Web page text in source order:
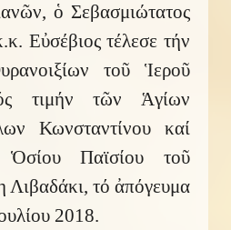
ὁ Σεβασμιώτατος
Εὐσέβιος τέλεσε τήν
τοῦ Ἱεροῦ
τιμήν τῶν Ἁγίων
Κωνσταντίνου καί
Παϊσίου τοῦ
Λιβαδάκι, τό ἀπόγευμα
2018.